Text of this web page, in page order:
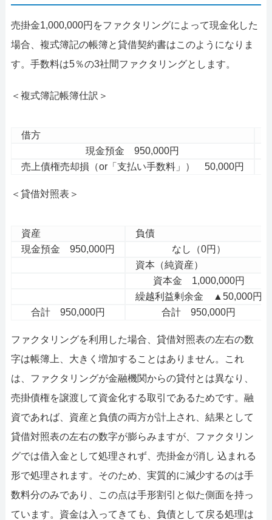
売掛金1,000,000円をファクタリングによって現金化した
場合、複式簿記の帳簿と貸借契約書はこのようになりま
す。手数料は5％の3社間ファクタリングとします。
＜複式簿記帳簿仕訳＞
借方
現金預金 950,000円
売上債権売却損（or「支払い手数料」） 50,000円
＜貸借対照表＞
資産
負債
現金預金 950,000円
なし（0円）
資本（純資産）
資本金 1,000,000円
繰越利益剰余金 ▲50,000円
合計 950,000円
合計 950,000円
ファクタリングを利用した場合、貸借対照表の左右の数
字は帳簿上、大きく増加することはありません。これ
は、ファクタリングが金融機関からの貸付とは異なり、
売掛債権を譲渡して資金化する取引であるためです。融
資であれば、資産と負債の両方が計上され、結果として
貸借対照表の左右の数字が膨らみますが、ファクタリン
グでは借入金として処理されず、売掛金が消し 込まれる
形で処理されます。そのため、実質的に減少するのは手
数料分のみであり、この点は手形割引と似た側面を持っ
ています。資金は入ってきても、負債として戻る処理は